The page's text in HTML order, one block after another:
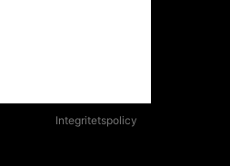
Integritetspolicy